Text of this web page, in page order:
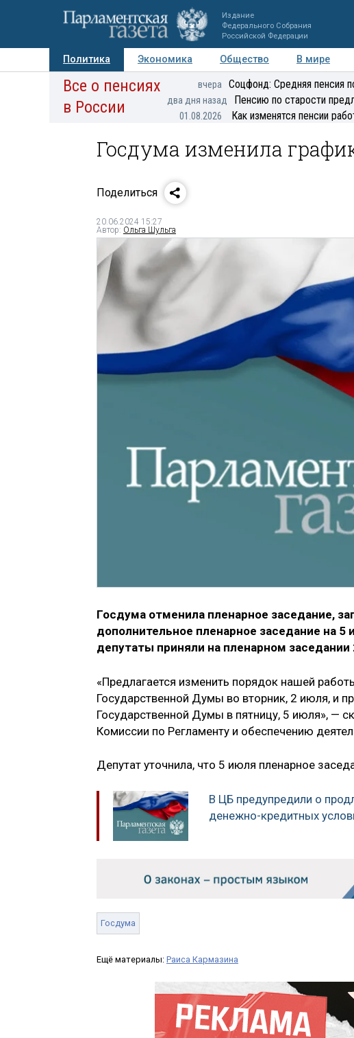
Издание
Федерального Собрания
Российской Федерации
Политика Экономика Общество В мире
Авторы Персоны Мнения Регионы
Все о пенсиях
в России
вчера Соцфонд: Средняя пенсия
два дня назад Пенсию по старости
01.08.2026 Как изменятся пенсии
Госдума изменила
Поделиться
20.06.2024 15:27
Автор: Ольга Шульга
Госдума отменила пленарное заседание,
дополнительное пленарное заседание на
депутаты приняли на пленарном заседании
«Предлагается изменить порядок нашей
Государственной Думы во вторник, 2 июля, и
Государственной Думы в пятницу, 5 июля», —
Комиссии по Регламенту и обеспечению
Депутат уточнила, что 5 июля пленарное
В ЦБ предупредили о
денежно-кредитных
Госдума
Ещё материалы: Раиса Кармазина